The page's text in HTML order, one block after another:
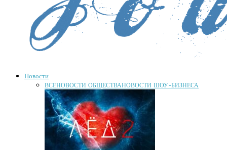
Новости
ВСЕНОВОСТИ ОБЩЕСТВАНОВОСТИ ШОУ-БИЗНЕСА